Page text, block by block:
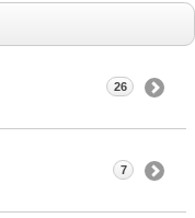
26
7